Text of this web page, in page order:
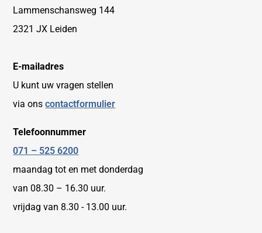
Lammenschansweg 144
2321 JX Leiden
E-mailadres
U kunt uw vragen stellen
via onscontactformulier
Telefoonnummer
071 – 525 6200
maandag tot en met donderdag
van 08.30 – 16.30 uur.
vrijdag van 8.30 - 13.00 uur.